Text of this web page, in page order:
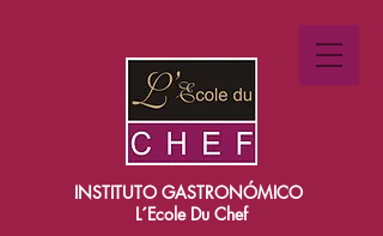
INSTITUTO GASTRONÓMICO
L´Ecole Du Chef